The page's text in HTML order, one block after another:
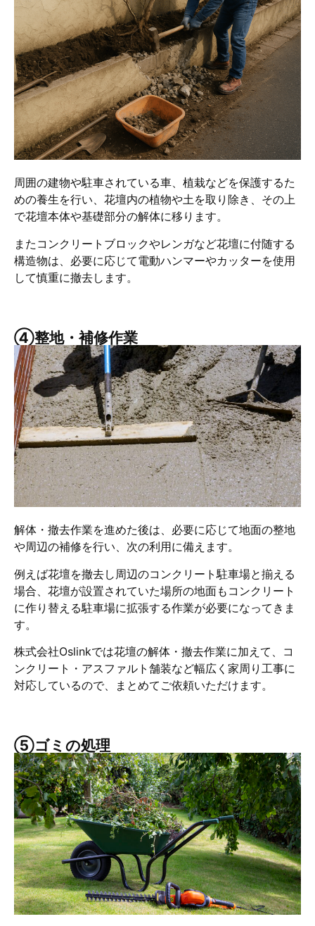
周囲の建物や駐車されている車、植栽などを保護するた
めの養生を行い、花壇内の植物や土を取り除き、その上
で花壇本体や基礎部分の解体に移ります。​
またコンクリートブロックやレンガなど花壇に付随する
構造物は、必要に応じて電動ハンマーやカッターを使用
して慎重に撤去します。
④整地・補修作業
解体・撤去作業を進めた後は、必要に応じて地面の整地
や周辺の補修を行い、次の利用に備えます。
例えば花壇を撤去し周辺のコンクリート駐車場と揃える
場合、花壇が設置されていた場所の地面もコンクリート
に作り替える駐車場に拡張する作業が必要になってきま
す。
株式会社Oslinkでは花壇の解体・撤去作業に加えて、コ
ンクリート・アスファルト舗装など幅広く家周り工事に
対応しているので、まとめてご依頼いただけます。
⑤ゴミの処理